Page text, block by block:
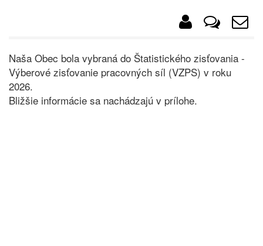
Naša Obec bola vybraná do Štatistického zisťovania -
Výberové zisťovanie pracovných síl (VZPS) v roku
2026.
Bližšie informácie sa nachádzajú v prílohe.